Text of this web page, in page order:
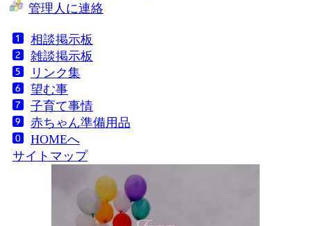
管理人に連絡
相談掲示板
雑談掲示板
リンク集
望む事
子育て事情
赤ちゃん準備用品
HOMEへ
サイトマップ